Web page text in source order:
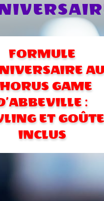
FORMULE
GAME
:
ET
INCLUS